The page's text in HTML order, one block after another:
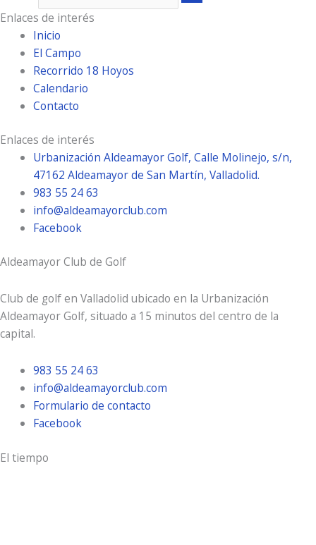
Enlaces de interés
Inicio
El Campo
Recorrido 18 Hoyos
Calendario
Contacto
Enlaces de interés
Urbanización Aldeamayor Golf, Calle Molinejo, s/n,
47162 Aldeamayor de San Martín, Valladolid.
983 55 24 63
info@aldeamayorclub.com
Facebook
Aldeamayor Club de Golf
Club de golf en Valladolid ubicado en la Urbanización
Aldeamayor Golf, situado a 15 minutos del centro de la
capital.
983 55 24 63
info@aldeamayorclub.com
Formulario de contacto
Facebook
El tiempo